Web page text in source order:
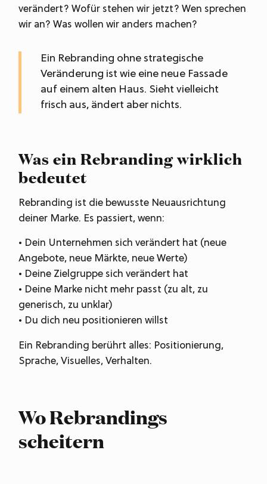
verändert? Wofür stehen wir jetzt? Wen sprechen
wir an? Was wollen wir anders machen?
Ein Rebranding ohne strategische
Veränderung ist wie eine neue Fassade
auf einem alten Haus. Sieht vielleicht
frisch aus, ändert aber nichts.
Was ein Rebranding wirklich
bedeutet
Rebranding ist die bewusste Neuausrichtung
deiner Marke. Es passiert, wenn:
• Dein Unternehmen sich verändert hat (neue
Angebote, neue Märkte, neue Werte)
• Deine Zielgruppe sich verändert hat
• Deine Marke nicht mehr passt (zu alt, zu
generisch, zu unklar)
• Du dich neu positionieren willst
Ein Rebranding berührt alles: Positionierung,
Sprache, Visuelles, Verhalten.
Wo Rebrandings
scheitern